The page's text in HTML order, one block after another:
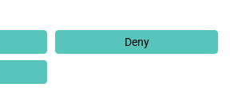
el Programa Incorpora
laboral en Madrid,
Valencia
Deny